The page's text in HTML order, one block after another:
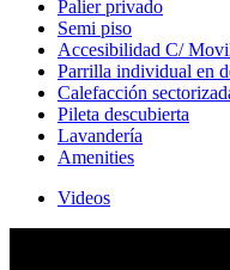
Palier privado
Semi piso
Accesibilidad C/
Parrilla individual en
Calefacción
Pileta descubierta
Lavandería
Amenities
Videos